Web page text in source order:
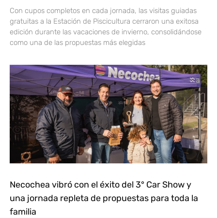
Con cupos completos en cada jornada, las visitas guiadas
gratuitas a la Estación de Piscicultura cerraron una exitosa
edición durante las vacaciones de invierno, consolidándose
como una de las propuestas más elegidas
Necochea vibró con el éxito del 3° Car Show y
una jornada repleta de propuestas para toda la
familia